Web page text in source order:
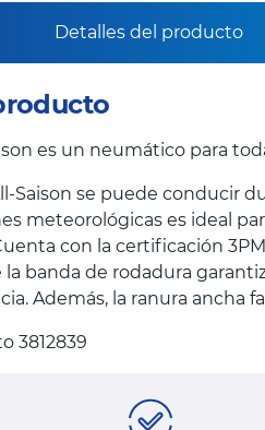
Detalles del producto
es un neumático para
Saison se puede conducir
meteorológicas es ideal
con la certificación
banda de rodadura
Además, la ranura ancha
3812839